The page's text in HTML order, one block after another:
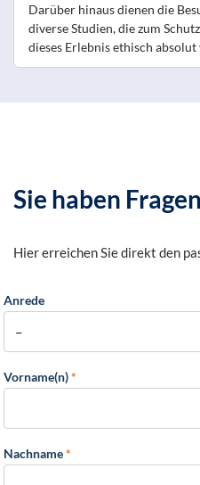
Darüber hinaus dienen die
diverse Studien, die zum
dieses Erlebnis ethisch
Sie haben
Hier erreichen Sie direkt den
Anrede
Vorname(n)*
Nachname*